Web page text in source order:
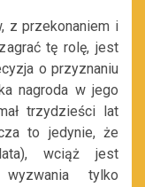
z przekonaniem i
tę rolę, jest
o przyznaniu
nagroda w jego
trzydzieści lat
to jedynie, że
wciąż jest
tylko